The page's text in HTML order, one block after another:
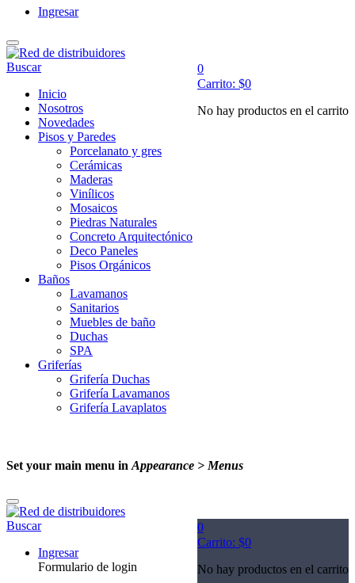
Ingresar
0
Carrito: $0
No hay productos en el carrito
Buscar
Inicio
Nosotros
Novedades
Pisos y Paredes
Porcelanato y gres
Cerámicas
Maderas
Vinílicos
Mosaicos
Piedras Naturales
Concreto Arquitectónico
Deco Paneles
Pisos Orgánicos
Baños
Lavamanos
Sanitarios
Muebles de baño
Duchas
SPA
Griferías
Grifería Duchas
Grifería Lavamanos
Grifería Lavaplatos
Set your main menu in Appearance > Menus
0
Carrito: $0
No hay productos en el carrito
Buscar
Ingresar
Formulario de login